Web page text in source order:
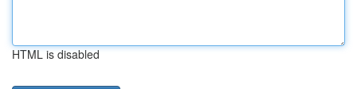
HTML is disabled